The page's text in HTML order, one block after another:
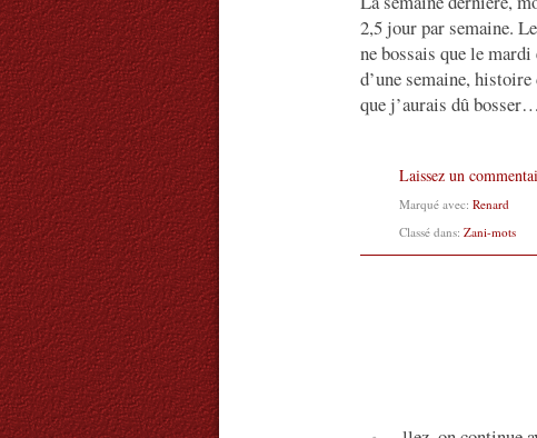
2,5 jour par semaine.
ne bossais que le
d’une semaine,
que j’aurais dû
Laissez un
Marqué avec: Renard
Classé dans: Zani-mots